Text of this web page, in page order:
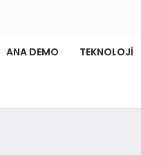
ANA DEMO TEKNOLOJI